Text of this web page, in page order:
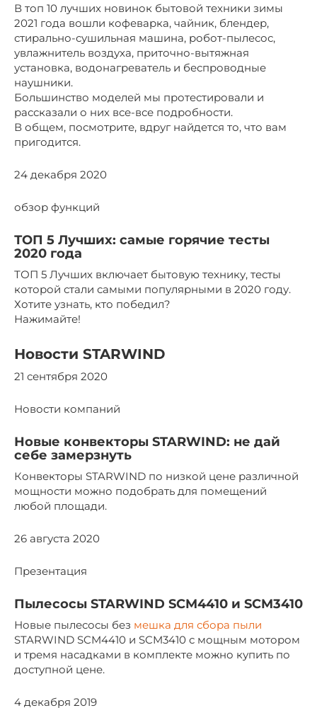
В топ 10 лучших новинок бытовой техники зимы
2021 года вошли кофеварка, чайник, блендер,
стирально-сушильная машина, робот-пылесос,
увлажнитель воздуха, приточно-вытяжная
установка, водонагреватель и беспроводные
наушники.
Большинство моделей мы протестировали и
рассказали о них все-все подробности.
В общем, посмотрите, вдруг найдется то, что вам
пригодится.
24 декабря 2020
обзор функций
ТОП 5 Лучших: самые горячие тесты
2020 года
ТОП 5 Лучших включает бытовую технику, тесты
которой стали самыми популярными в 2020 году.
Хотите узнать, кто победил?
Нажимайте!
Новости STARWIND
21 сентября 2020
Новости компаний
Новые конвекторы STARWIND: не дай
себе замерзнуть
Конвекторы STARWIND по низкой цене различной
мощности можно подобрать для помещений
любой площади.
26 августа 2020
Презентация
Пылесосы STARWIND SCM4410 и SCM3410
Новые пылесосы без мешка для сбора пыли
STARWIND SCM4410 и SCM3410 с мощным мотором
и тремя насадками в комплекте можно купить по
доступной цене.
4 декабря 2019